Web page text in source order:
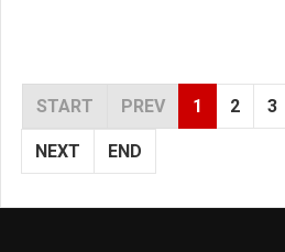
START PREV 1 2 3
NEXT END